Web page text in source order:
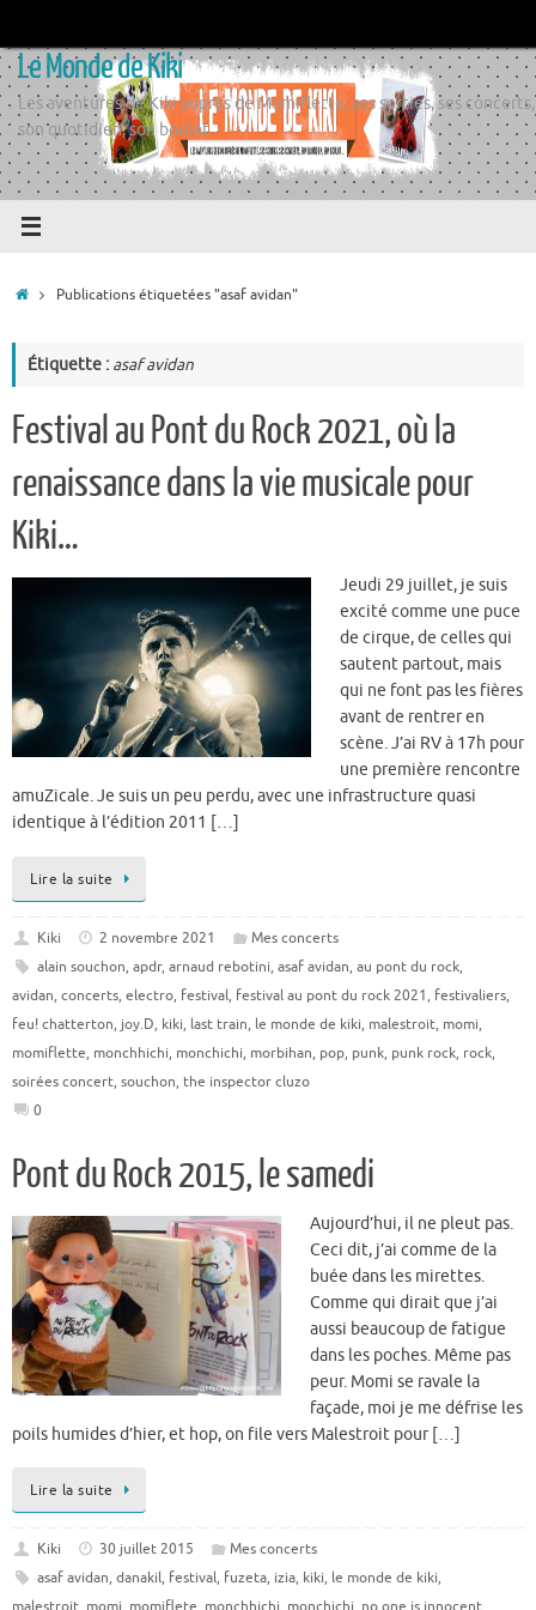
contenu
Le Monde de Kiki
Les aventures de Kiki auprès de Momiflette, ses sorties, ses concerts,
son quotidien, son boulot
AccueilPublications étiquetées "asaf avidan"
Étiquette : asaf avidan
Festival au Pont du Rock 2021, où la
renaissance dans la vie musicale pour
Kiki…
Jeudi 29 juillet, je suis
excité comme une puce
de cirque, de celles qui
sautent partout, mais
qui ne font pas les fières
avant de rentrer en
scène. J’ai RV à 17h pour
une première rencontre
amuZicale. Je suis un peu perdu, avec une infrastructure quasi
identique à l’édition 2011 […]
Lire la suite
Kiki 2 novembre 2021
Mes concerts
alain souchon, apdr, arnaud rebotini, asaf avidan, au pont du rock,
avidan, concerts, electro, festival, festival au pont du rock 2021, festivaliers,
feu! chatterton, joy.D, kiki, last train, le monde de kiki, malestroit, momi,
momiflette, monchhichi, monchichi, morbihan, pop, punk, punk rock, rock,
soirées concert, souchon, the inspector cluzo
0
Pont du Rock 2015, le samedi
Aujourd’hui, il ne pleut pas.
Ceci dit, j’ai comme de la
buée dans les mirettes.
Comme qui dirait que j’ai
aussi beaucoup de fatigue
dans les poches. Même pas
peur. Momi se ravale la
façade, moi je me défrise les
poils humides d’hier, et hop, on file vers Malestroit pour […]
Lire la suite
Kiki 30 juillet 2015
Mes concerts
asaf avidan, danakil, festival, fuzeta, izia, kiki, le monde de kiki,